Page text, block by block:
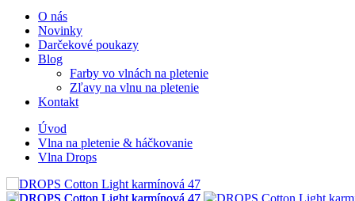
O nás
Novinky
Darčekové poukazy
Blog
Farby vo vlnách na pletenie
Zľavy na vlnu na pletenie
Kontakt
Úvod
Vlna na pletenie & háčkovanie
Vlna Drops